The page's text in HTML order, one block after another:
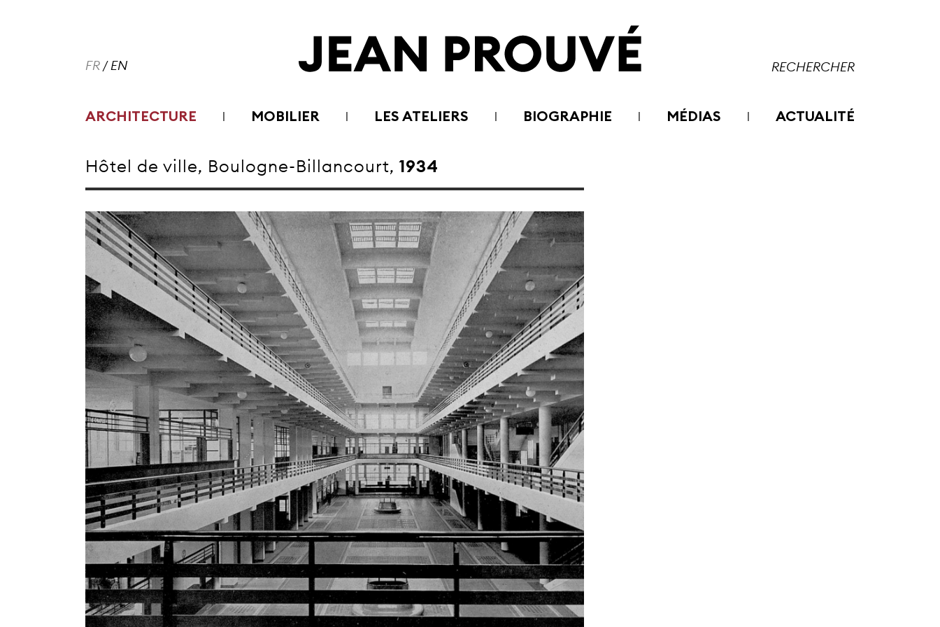
FR/EN
ARCHITECTURE MOBILIER LES ATELIERS BIOGRAPHIE MÉDIAS ACTUALITÉ
Hôtel de ville, Boulogne-Billancourt, 1934